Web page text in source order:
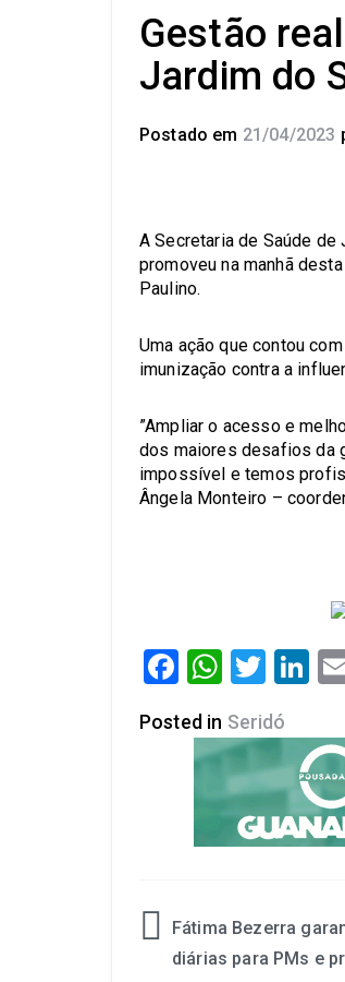
Gestão
Jardim do
Postado em 21/04/2023
A Secretaria de Saúde de
promoveu na manhã
Paulino.
Uma ação que contou
imunização contra a
”Ampliar o acesso e
dos maiores desafios da
impossível e temos
Ângela Monteiro –
Facebook
Posted in Seridó
Fátima Bezerra
diárias para PMs e